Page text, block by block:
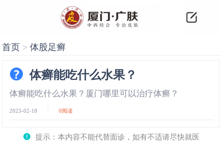
首页 >体股足癣
体癣能吃什么水果？
体癣能吃什么水果？厦门哪里可以治疗体癣？
2023-02-18 0阅读
提示：本内容不能代替面诊，如有不适请尽快就医